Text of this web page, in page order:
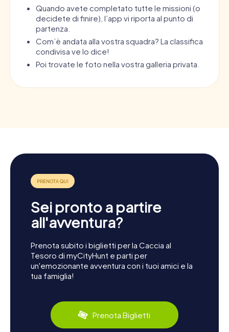
Quando avete completato tutte le missioni (o
decidete di finire), l’app vi riporta al punto di
partenza.
Com’è andata alla vostra squadra? La classifica
condivisa ve lo dice!
Poi trovate le foto nella vostra galleria privata.
Sei pronto a partire
all'avventura?
Prenota subito i biglietti per la Caccia al
Tesoro di myCityHunt e parti per
un'emozionante avventura con i tuoi amici e la
tua famiglia!
Prenota Biglietti